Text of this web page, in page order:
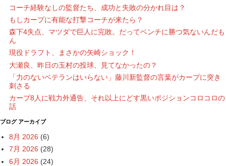
コーチ経験なしの監督たち、成功と失敗の分かれ目は？
もしカープに有能な打撃コーチが来たら？
森下4失点、マツダで巨人に完敗。だってベンチに勝つ気ないんだも
ん
現役ドラフト、まさかの矢崎ショック！
大瀬良、昨日の玉村の投球、見てなかったの？
「力のないベテランはいらない」藤川新監督の言葉がカープに突き
刺さる
カープ8人に戦力外通告、それ以上にどす黒いポジションコロコロの
話
ブログ アーカイブ
8月 2026 (6)
7月 2026 (28)
6月 2026 (24)